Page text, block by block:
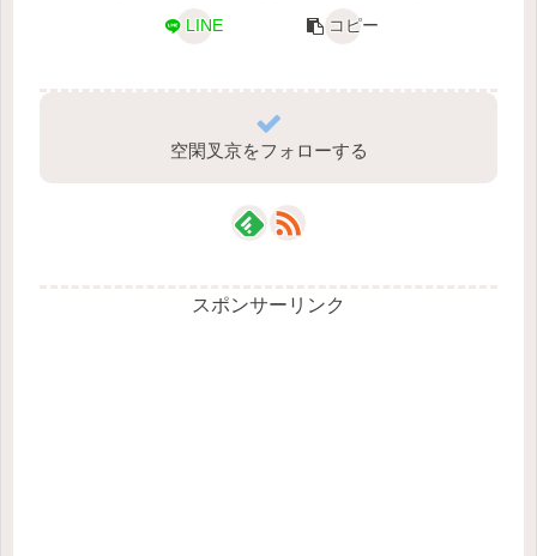
LINE コピー
空閑叉京をフォローする
スポンサーリンク